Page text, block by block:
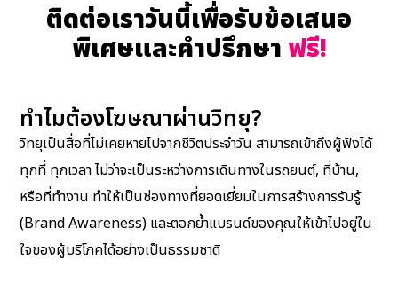
ติดต่อเราวันนี้เพื่อรับข้อเสนอ
พิเศษและคำปรึกษา ฟรี!
ทำไมต้องโฆษณาผ่านวิทยุ?
วิทยุเป็นสื่อที่ไม่เคยหายไปจากชีวิตประจำวัน สามารถเข้าถึงผู้ฟังได้
ทุกที่ ทุกเวลา ไม่ว่าจะเป็นระหว่างการเดินทางในรถยนต์, ที่บ้าน,
หรือที่ทำงาน ทำให้เป็นช่องทางที่ยอดเยี่ยมในการสร้างการรับรู้
(Brand Awareness) และตอกย้ำแบรนด์ของคุณให้เข้าไปอยู่ใน
ใจของผู้บริโภคได้อย่างเป็นธรรมชาติ